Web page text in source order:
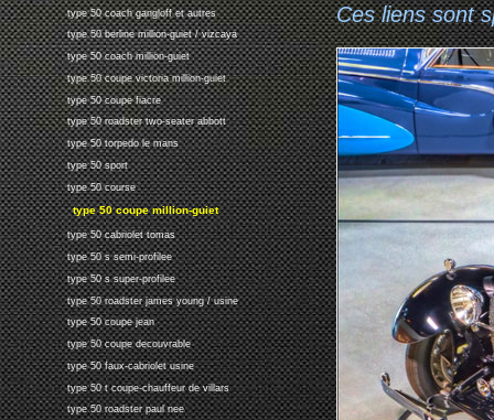
type 50 coach gangloff et autres
type 50 berline million-guiet / vizcaya
type 50 coach million-guiet
type 50 coupe victoria million-guiet
type 50 coupe fiacre
type 50 roadster two-seater abbott
type 50 torpedo le mans
type 50 sport
type 50 course
type 50 coupe million-guiet
type 50 cabriolet tomas
type 50 s semi-profilee
type 50 s super-profilee
type 50 roadster james young / usine
type 50 coupe jean
type 50 coupe decouvrable
type 50 faux-cabriolet usine
type 50 t coupe-chauffeur de villars
type 50 roadster paul nee
Ces liens sont